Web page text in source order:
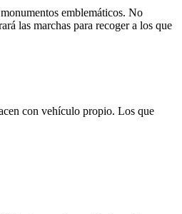
emblemáticos. No
las marchas para recoger a los que
con vehículo propio. Los que